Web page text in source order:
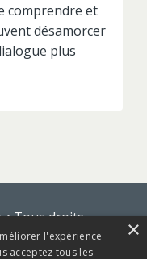
comprendre et
désamorcer
plus
• Tous droits
×
l'expérience
acceptez tous les